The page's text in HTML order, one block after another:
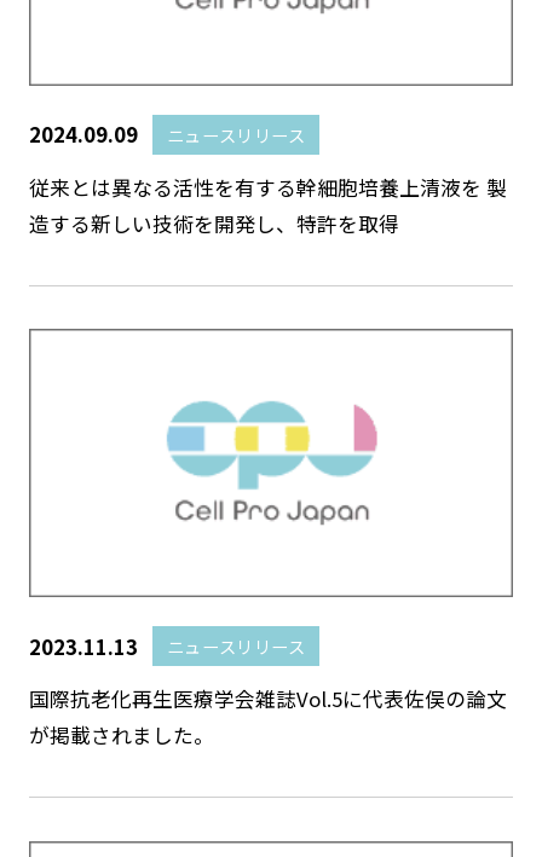
2024.09.09 ニュースリリース
従来とは異なる活性を有する幹細胞培養上清液を 製
造する新しい技術を開発し、特許を取得
2023.11.13 ニュースリリース
国際抗老化再生医療学会雑誌Vol.5に代表佐俣の論文
が掲載されました。